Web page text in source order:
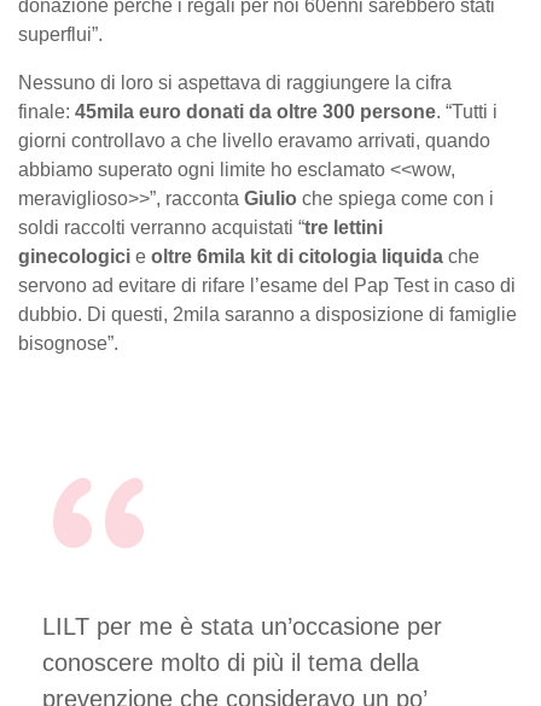
donazione perché i regali per noi 60enni sarebbero stati
superflui”.
Nessuno di loro si aspettava di raggiungere la cifra
finale: 45mila euro donati da oltre 300 persone. “Tutti i
giorni controllavo a che livello eravamo arrivati, quando
abbiamo superato ogni limite ho esclamato <<wow,
meraviglioso>>”, racconta Giulio che spiega come con i
soldi raccolti verranno acquistati “tre lettini
ginecologici e oltre 6mila kit di citologia liquida che
servono ad evitare di rifare l’esame del Pap Test in caso di
dubbio. Di questi, 2mila saranno a disposizione di famiglie
bisognose”.
LILT per me è stata un’occasione per
conoscere molto di più il tema della
prevenzione che consideravo un po’